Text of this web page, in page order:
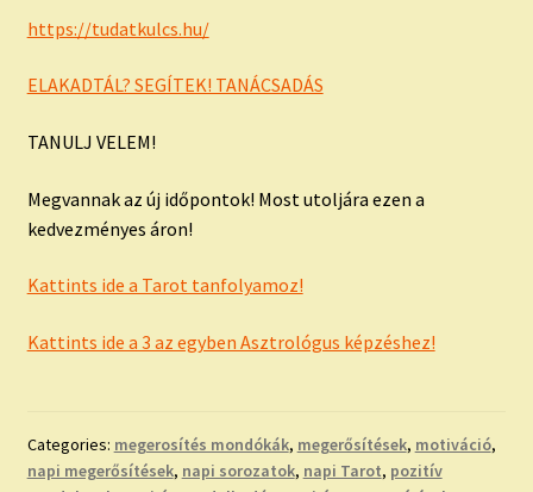
https://tudatkulcs.hu/
ELAKADTÁL? SEGÍTEK! TANÁCSADÁS
TANULJ VELEM!
Megvannak az új időpontok! Most utoljára ezen a
kedvezményes áron!
Kattints ide a Tarot tanfolyamoz!
Kattints ide a 3 az egyben Asztrológus képzéshez!
Categories: megerosítés mondókák, megerősítések, motiváció,
napi megerősítések, napi sorozatok, napi Tarot, pozitív